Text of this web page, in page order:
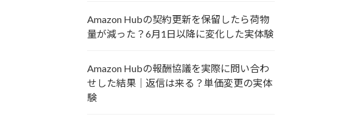
Amazon Hubの契約更新を保留したら荷物
量が減った？6月1日以降に変化した実体験
Amazon Hubの報酬協議を実際に問い合わ
せした結果｜返信は来る？単価変更の実体
験